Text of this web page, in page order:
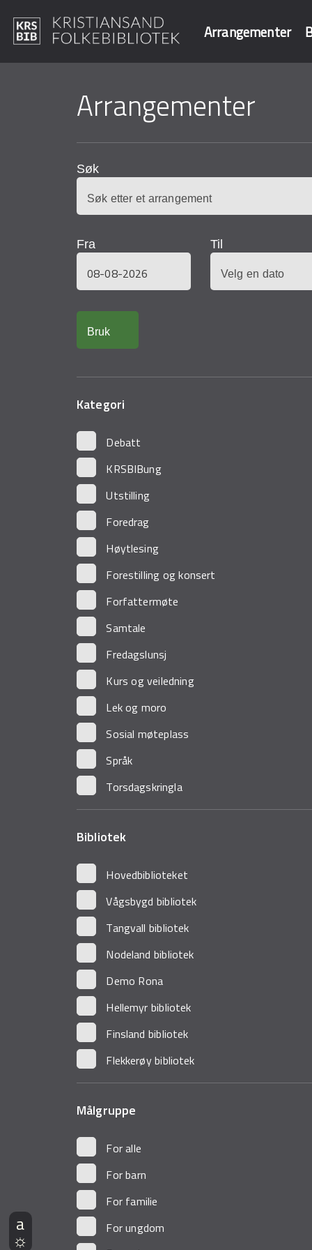
Arrangementer
Søk i våre
Arrangementer
Søk
Fra
Til
Kategori
Debatt
KRSBIBung
Utstilling
Foredrag
Høytlesing
Forestilling og konsert
Forfattermøte
Samtale
Fredagslunsj
Kurs og veiledning
Lek og moro
Sosial møteplass
Språk
Torsdagskringla
Bibliotek
Hovedbiblioteket
Vågsbygd bibliotek
Tangvall bibliotek
Nodeland bibliotek
Demo Rona
Hellemyr bibliotek
Finsland bibliotek
Flekkerøy bibliotek
Målgruppe
For alle
For barn
For familie
For ungdom